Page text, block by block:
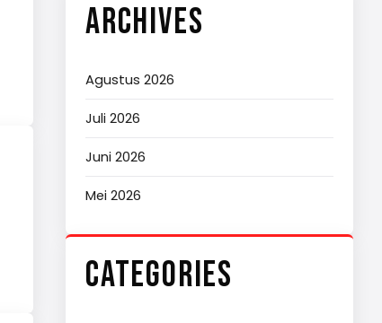
ARCHIVES
Agustus 2026
Juli 2026
Juni 2026
Mei 2026
CATEGORIES